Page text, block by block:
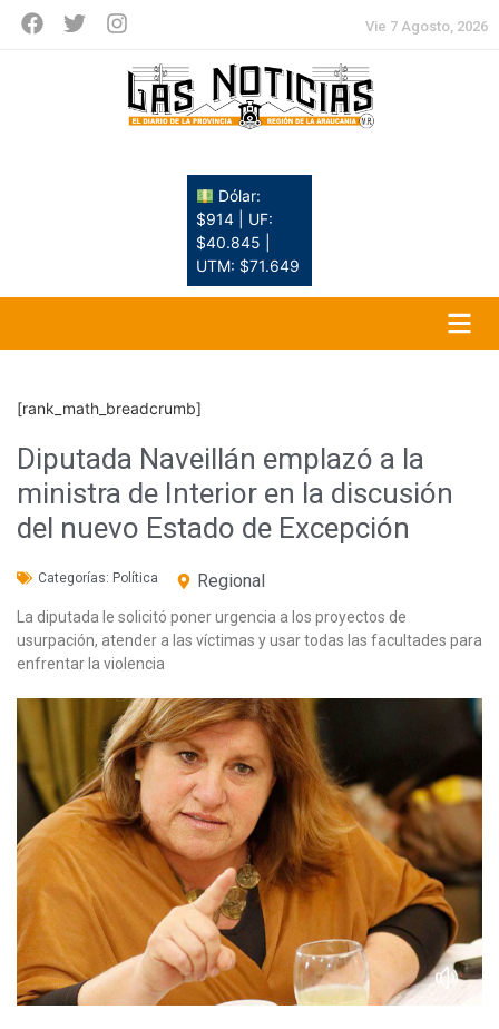
Vie 7 Agosto, 2026
Dólar:
$914 | UF:
$40.845 |
UTM: $71.649
[rank_math_breadcrumb]
Diputada Naveillán emplazó a la
ministra de Interior en la discusión
del nuevo Estado de Excepción
Categorías: Política Regional
La diputada le solicitó poner urgencia a los proyectos de
usurpación, atender a las víctimas y usar todas las facultades para
enfrentar la violencia